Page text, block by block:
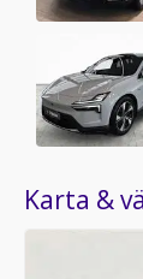
Karta &